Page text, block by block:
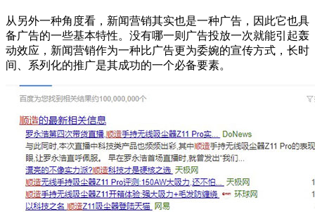
从另外一种角度看，新闻营销其实也是一种广告，因此它也具
备广告的一些基本特性。没有哪一则广告投放一次就能引起轰
动效应，新闻营销作为一种比广告更为委婉的宣传方式，长时
间、系列化的推广是其成功的一个必备要素。